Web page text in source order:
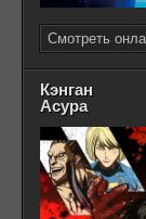
Смотреть
Кэнган
Асура